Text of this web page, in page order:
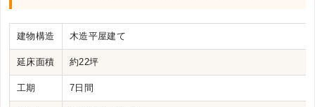
建物構造 木造平屋建て
延床面積 約22坪
工期 7日間